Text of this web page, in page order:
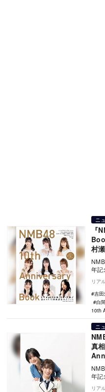
ニ
『
村
年
リア
吉田
白
10th
ニ
真
年
リア